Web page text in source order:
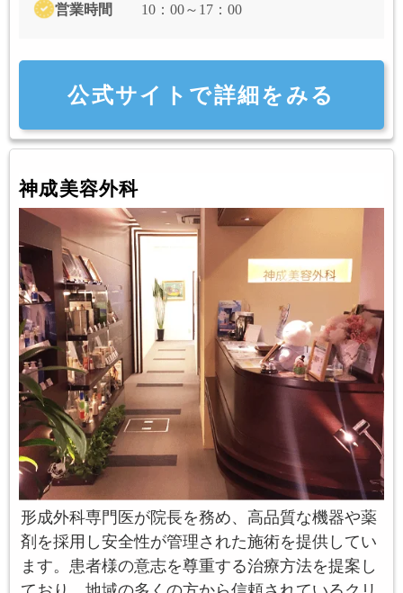
営業時間
10：00～17：00
公式サイトで詳細をみる
神成美容外科
形成外科専門医が院長を務め、高品質な機器や薬
剤を採用し安全性が管理された施術を提供してい
ます。患者様の意志を尊重する治療方法を提案し